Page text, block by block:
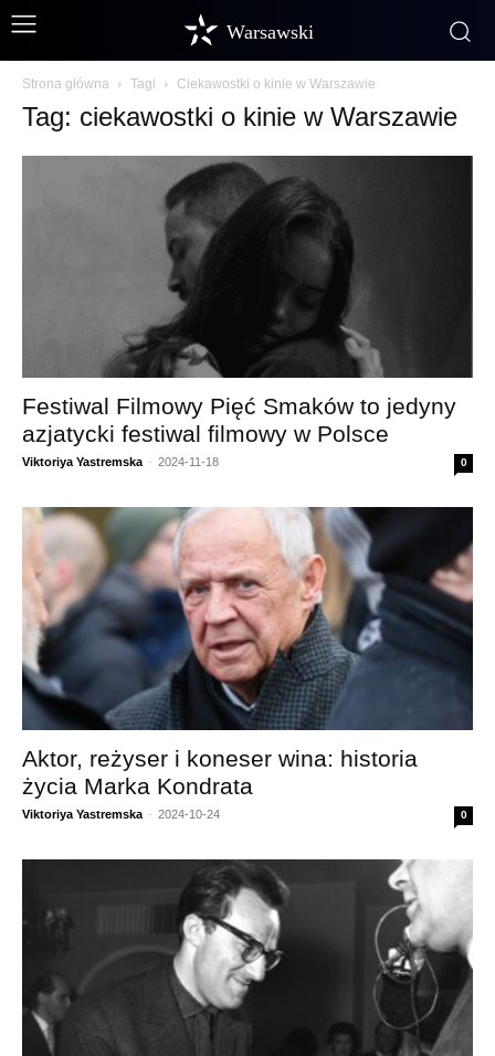
Warsawski
Strona główna Tagi Ciekawostki o kinie w Warszawie
Tag: ciekawostki o kinie w Warszawie
Festiwal Filmowy Pięć Smaków to jedyny
azjatycki festiwal filmowy w Polsce
Viktoriya Yastremska - 2024-11-18 0
Aktor, reżyser i koneser wina: historia
życia Marka Kondrata
Viktoriya Yastremska - 2024-10-24 0